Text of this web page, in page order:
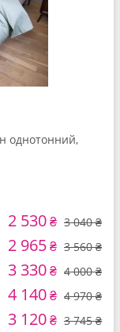
однотонний,
2 530₴ 3 040 ₴
2 965₴ 3 560 ₴
3 330₴ 4 000 ₴
4 140₴ 4 970 ₴
3 120₴ 3 745 ₴